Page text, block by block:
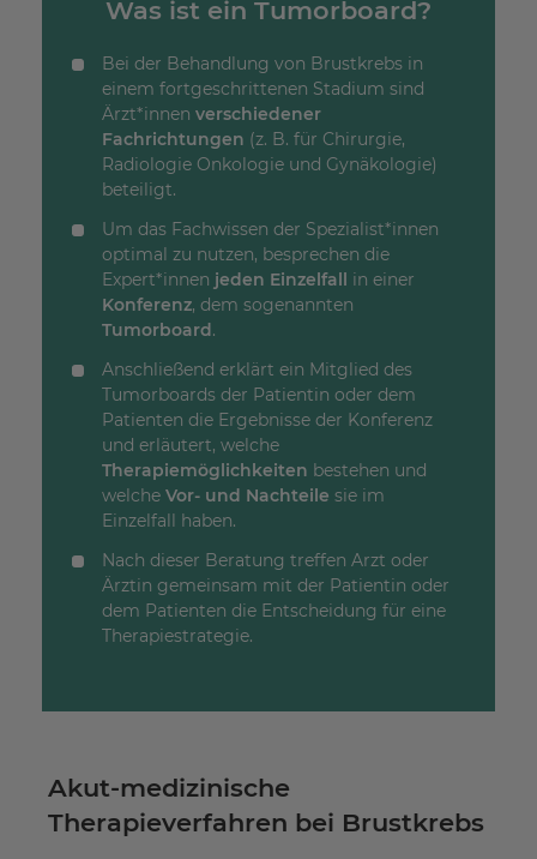
Was ist ein Tumorboard?
Bei der Behandlung von Brustkrebs in
einem fortgeschrittenen Stadium sind
Ärzt*innen verschiedener
Fachrichtungen (z. B. für Chirurgie,
Radiologie Onkologie und Gynäkologie)
beteiligt.
Um das Fachwissen der Spezialist*innen
optimal zu nutzen, besprechen die
Expert*innen jeden Einzelfall
in einer
Konferenz, dem sogenannten
Tumorboard .
Anschließend erklärt ein Mitglied des
Tumorboards der Patientin oder dem
Patienten die Ergebnisse der Konferenz
und erläutert, welche
Therapiemöglichkeiten bestehen und
welche Vor- und Nachteile sie im
Einzelfall haben.
Nach dieser Beratung treffen Arzt oder
Ärztin gemeinsam mit der Patientin oder
dem Patienten die Entscheidung für eine
Therapiestrategie.
Akut-medizinische
Therapieverfahren bei Brustkrebs